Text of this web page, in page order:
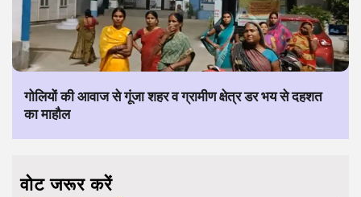
गोलियों की आवाज से गूंजा शहर व ग्रामीण क्षेत्र डर भय से दहशत
का माहौल
वोट जरूर करें